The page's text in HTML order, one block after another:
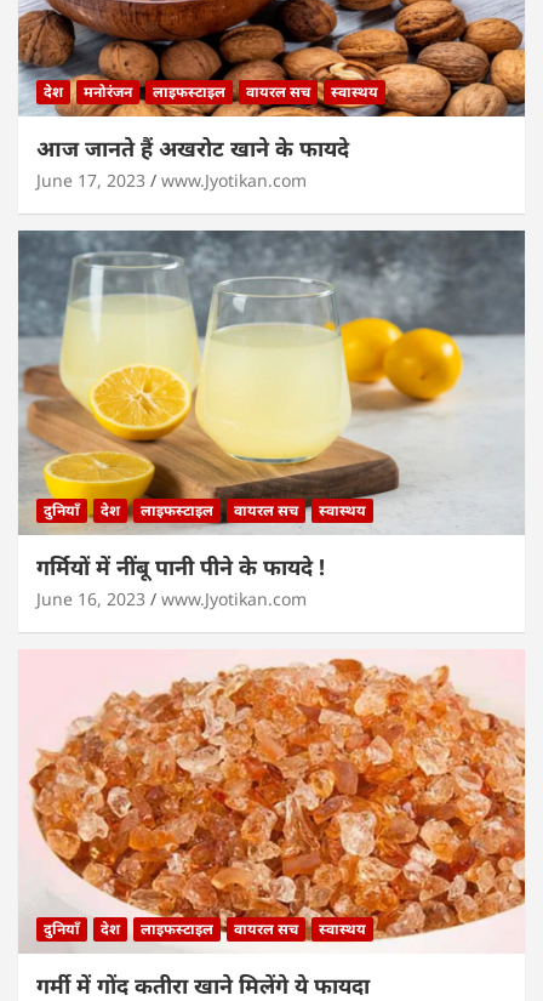
देश मनोरंजन लाइफस्टाइल वायरल सच स्वास्थय
आज जानते हैं अखरोट खाने के फायदे
June 17, 2023 www.Jyotikan.com
दुनियाँ देश लाइफस्टाइल वायरल सच स्वास्थय
गर्मियों में नींबू पानी पीने के फायदे !
June 16, 2023 www.Jyotikan.com
दुनियाँ देश लाइफस्टाइल वायरल सच स्वास्थय
गर्मी में गोंद कतीरा खाने मिलेंगे ये फायदा